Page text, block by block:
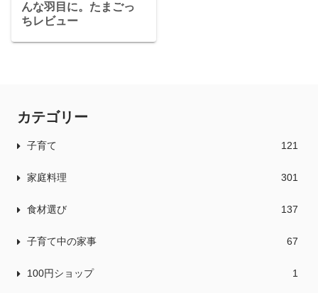
んな羽目に。たまごっ
ちレビュー
カテゴリー
子育て 121
家庭料理 301
食材選び 137
子育て中の家事 67
100円ショップ 1